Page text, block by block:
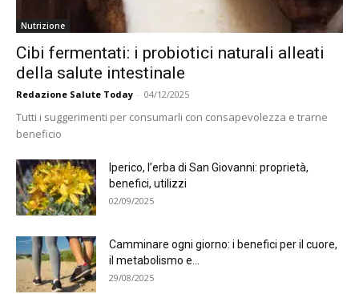
Nutrizione
Cibi fermentati: i probiotici naturali alleati
della salute intestinale
Redazione Salute Today - 04/12/2025
Tutti i suggerimenti per consumarli con consapevolezza e trarne
beneficio
Iperico, l’erba di San Giovanni: proprietà,
benefici, utilizzi
02/09/2025
Camminare ogni giorno: i benefici per il cuore,
il metabolismo e...
29/08/2025